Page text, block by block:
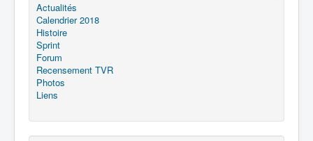
Actualités
Calendrier 2018
Histoire
Sprint
Forum
Recensement TVR
Photos
Liens